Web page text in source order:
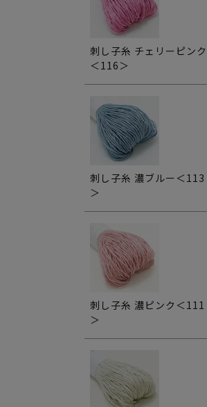
刺し子糸 チェリーピンク
＜116＞
刺し子糸 濃ブルー＜113
＞
刺し子糸 濃ピンク＜111
＞